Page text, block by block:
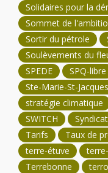
Solidaires pour la
Sommet de
Sortir du pétrole
Soulèvements du
SPEDE
SPQ-libre
Ste-Marie-St-Jacques
stratégie climatique
SWITCH
Tarifs
Taux de
terre-étuve
Terrebonne